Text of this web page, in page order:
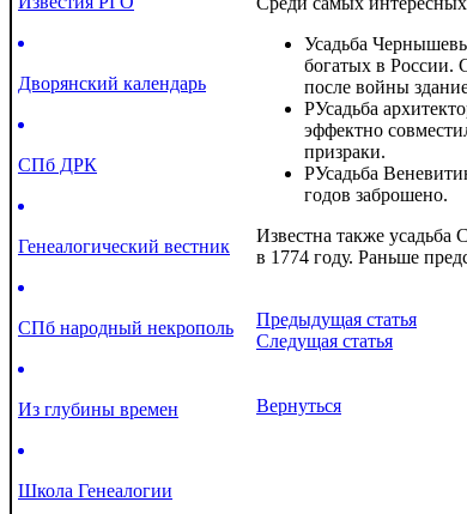
Дворянский календарь
СПб ДРК
Генеалогический вестник
СПб народный некрополь
Из глубины времен
Школа Генеалогии
Усадьба
богатых в России.
после войны
PУсадьба
эффектно
призраки.
PУсадьба
годов заброшено.
Известна также усадьба
в 1774 году. Раньше
Предыдущая статья
Следущая статья
Вернуться